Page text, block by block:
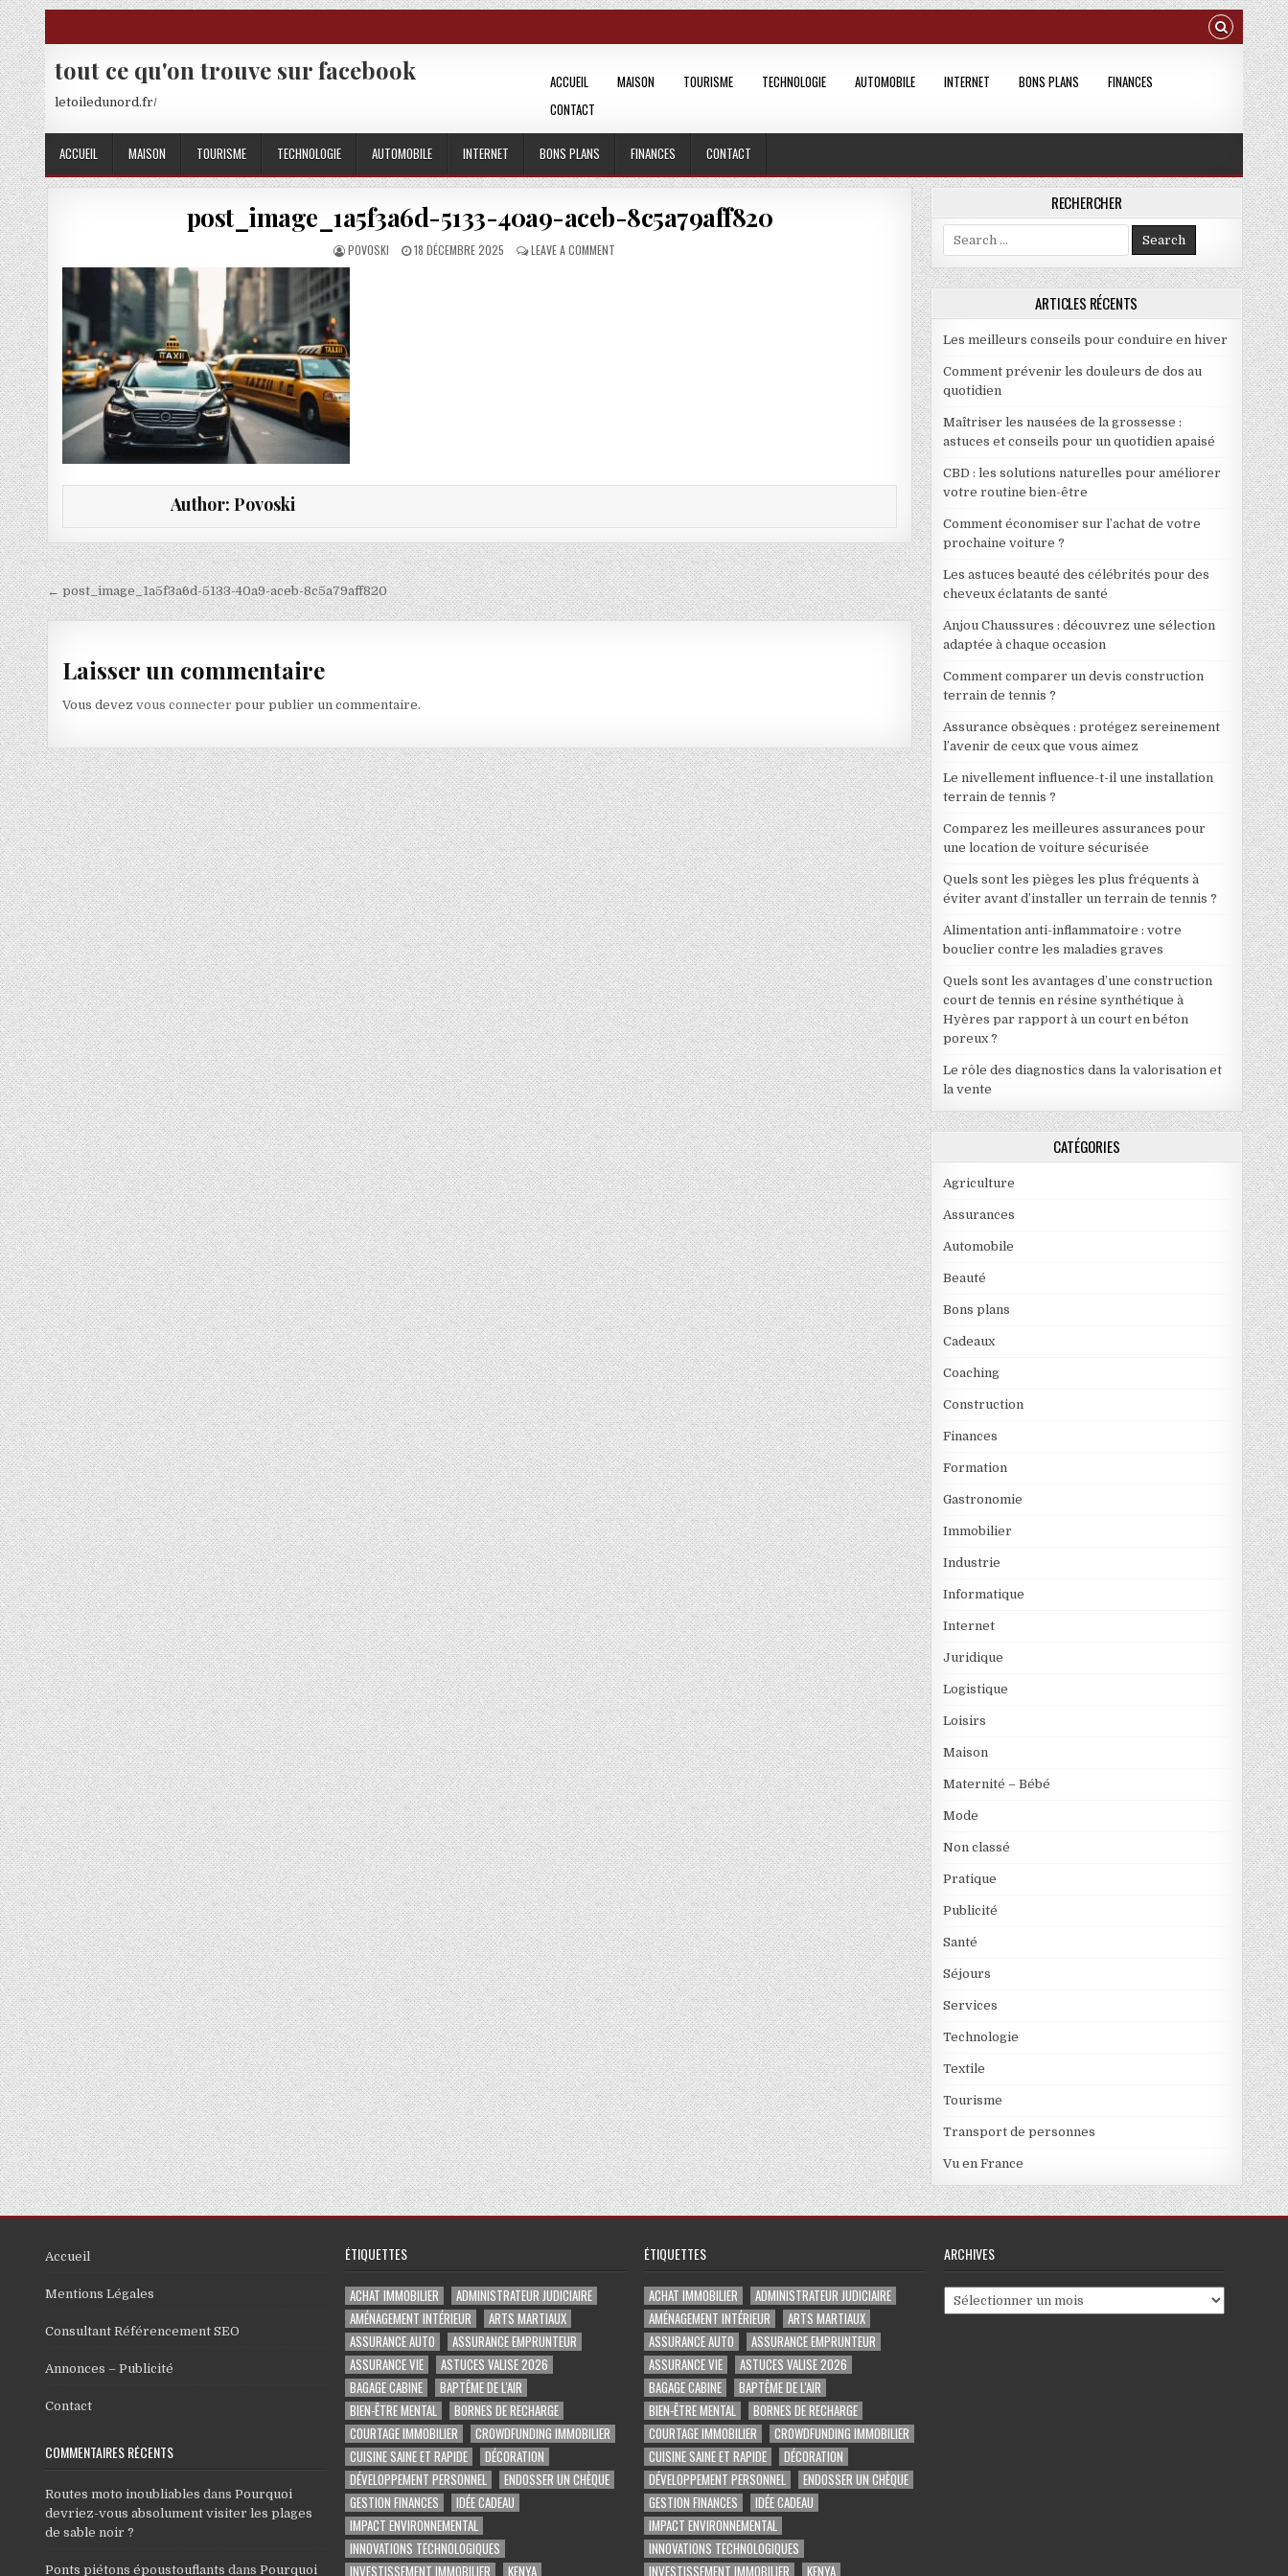
Skip to content
tout ce qu'on trouve sur facebook
letoiledunord.fr/
ACCUEIL MAISON TOURISME TECHNOLOGIE AUTOMOBILE INTERNET BONS PLANS
FINANCES
CONTACT
ACCUEIL MAISON TOURISME TECHNOLOGIE AUTOMOBILE INTERNET BONS PLANS FINANCES CONTACT
post_image_1a5f3a6d-5133-40a9-aceb-8c5a79aff820
AUTHOR:
POVOSKI PUBLISHED DATE:
18 DÉCEMBRE 2025 LEAVE A COMMENT
Author: Povoski
Navigation de l’article
← post_image_1a5f3a6d-5133-40a9-aceb-8c5a79aff820
Laisser un commentaire
Vous devezvous connecter pour publier un commentaire.
RECHERCHER
Search for:
ARTICLES RÉCENTS
Les meilleurs conseils pour conduire en hiver
Comment prévenir les douleurs de dos au
quotidien
Maîtriser les nausées de la grossesse :
astuces et conseils pour un quotidien apaisé
CBD : les solutions naturelles pour améliorer
votre routine bien-être
Comment économiser sur l’achat de votre
prochaine voiture ?
Les astuces beauté des célébrités pour des
cheveux éclatants de santé
Anjou Chaussures : découvrez une sélection
adaptée à chaque occasion
Comment comparer un devis construction
terrain de tennis ?
Assurance obsèques : protégez sereinement
l’avenir de ceux que vous aimez
Le nivellement influence-t-il une installation
terrain de tennis ?
Comparez les meilleures assurances pour
une location de voiture sécurisée
Quels sont les pièges les plus fréquents à
éviter avant d’installer un terrain de tennis ?
Alimentation anti-inflammatoire : votre
bouclier contre les maladies graves
Quels sont les avantages d’une construction
court de tennis en résine synthétique à
Hyères par rapport à un court en béton
poreux ?
Le rôle des diagnostics dans la valorisation et
la vente
CATÉGORIES
Agriculture
Assurances
Automobile
Beauté
Bons plans
Cadeaux
Coaching
Construction
Finances
Formation
Gastronomie
Immobilier
Industrie
Informatique
Internet
Juridique
Logistique
Loisirs
Maison
Maternité – Bébé
Mode
Non classé
Pratique
Publicité
Santé
Séjours
Services
Technologie
Textile
Tourisme
Transport de personnes
Vu en France
Accueil
Mentions Légales
Consultant Référencement SEO
Annonces – Publicité
Contact
COMMENTAIRES RÉCENTS
Routes moto inoubliables dans Pourquoi
devriez-vous absolument visiter les plages
de sable noir ?
Ponts piétons époustouflants dans Pourquoi
ÉTIQUETTES
ACHAT IMMOBILIER
ADMINISTRATEUR JUDICIAIRE
AMÉNAGEMENT INTÉRIEUR
ARTS MARTIAUX
ASSURANCE AUTO
ASSURANCE EMPRUNTEUR
ASSURANCE VIE
ASTUCES VALISE 2026
BAGAGE CABINE
BAPTÊME DE L'AIR
BIEN-ÊTRE MENTAL
BORNES DE RECHARGE
COURTAGE IMMOBILIER
CROWDFUNDING IMMOBILIER
CUISINE SAINE ET RAPIDE
DÉCORATION
DÉVELOPPEMENT PERSONNEL
ENDOSSER UN CHÈQUE
GESTION FINANCES
IDÉE CADEAU
IMPACT ENVIRONNEMENTAL
INNOVATIONS TECHNOLOGIQUES
INVESTISSEMENT IMMOBILIER
KENYA
ÉTIQUETTES
ACHAT IMMOBILIER
ADMINISTRATEUR JUDICIAIRE
AMÉNAGEMENT INTÉRIEUR
ARTS MARTIAUX
ASSURANCE AUTO
ASSURANCE EMPRUNTEUR
ASSURANCE VIE
ASTUCES VALISE 2026
BAGAGE CABINE
BAPTÊME DE L'AIR
BIEN-ÊTRE MENTAL
BORNES DE RECHARGE
COURTAGE IMMOBILIER
CROWDFUNDING IMMOBILIER
CUISINE SAINE ET RAPIDE
DÉCORATION
DÉVELOPPEMENT PERSONNEL
ENDOSSER UN CHÈQUE
GESTION FINANCES
IDÉE CADEAU
IMPACT ENVIRONNEMENTAL
INNOVATIONS TECHNOLOGIQUES
INVESTISSEMENT IMMOBILIER
KENYA
ARCHIVES
Archives